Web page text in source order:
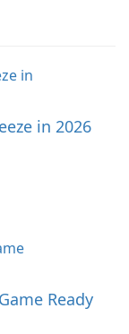
in 2026
Ready